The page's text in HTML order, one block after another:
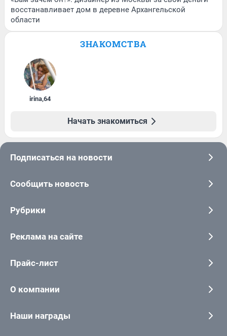
восстанавливает дом в деревне Архангельской
области
ЗНАКОМСТВА
irina,64
Начать знакомиться
Подписаться на новости
Сообщить новость
Рубрики
Реклама на сайте
Прайс-лист
О компании
Наши награды